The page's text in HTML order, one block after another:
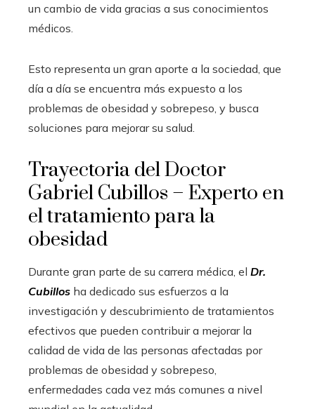
un cambio de vida gracias a sus conocimientos
médicos.
Esto representa un gran aporte a la sociedad, que
día a día se encuentra más expuesto a los
problemas de obesidad y sobrepeso, y busca
soluciones para mejorar su salud.
Trayectoria del Doctor
Gabriel Cubillos – Experto en
el tratamiento para la
obesidad
Durante gran parte de su carrera médica, el Dr.
Cubillos ha dedicado sus esfuerzos a la
investigación y descubrimiento de tratamientos
efectivos que pueden contribuir a mejorar la
calidad de vida de las personas afectadas por
problemas de obesidad y sobrepeso,
enfermedades cada vez más comunes a nivel